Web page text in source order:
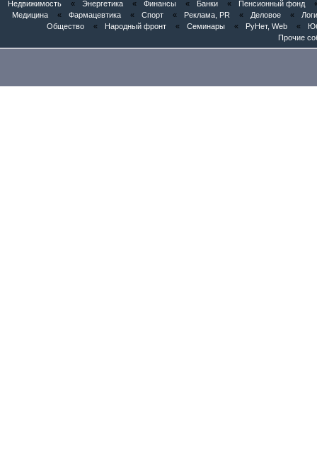
Недвижимость
« Энергетика « Финансы « Банки « Пенсионный фонд
Медицина
« Фармацевтика « Спорт « Реклама, PR « Деловое «
Общество
« Народный фронт « Семинары « РуНет, Web «
Прочие